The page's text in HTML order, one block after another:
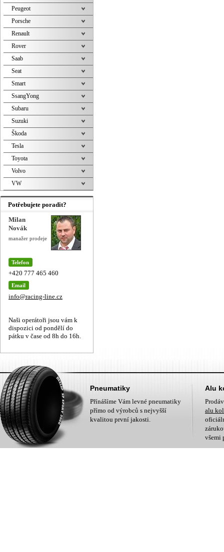
Peugeot
Porsche
Renault
Rover
Saab
Seat
Smart
SsangYong
Subaru
Suzuki
Škoda
Tesla
Toyota
Volvo
VW
Potřebujete poradit?
Milan
Novák
manažer prodeje
Telefon
+420 777 465 460
Email
info@racing-line.cz
Naši operátoři jsou vám k
dispozici od pondělí do
pátku v čase od 8h do 16h.
Pneumatiky
Přínášíme Vám levné pneumatiky
přímo od výrobců s nejvyšší
kvalitou první jakosti.
Alu
alu
všemi